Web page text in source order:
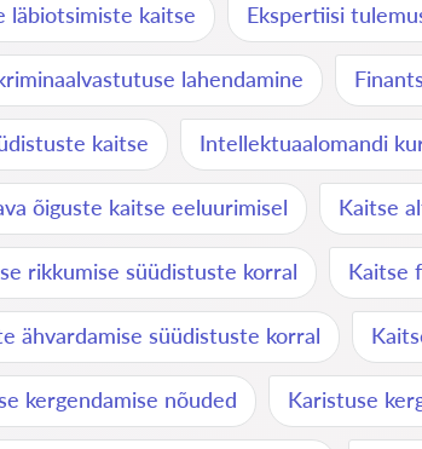
läbiotsimiste kaitse Ekspertiisi
lahendamine
kaitse Intellektuaalomandi
õiguste kaitse eeluurimisel Kaitse
rikkumise süüdistuste korral Kaitse
ähvardamise süüdistuste korral
kergendamise nõuded Karistuse